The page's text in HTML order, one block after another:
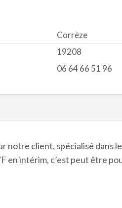
Corrèze
19208
06 64 66 51 96
notre client, spécialisé dans
intérim, c’est peut être